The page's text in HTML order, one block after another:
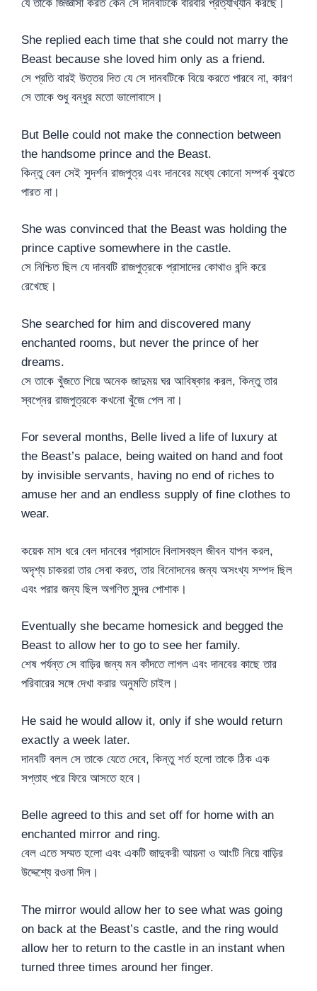
যে তাকে জিজ্ঞাসা করত কেন সে দানবটিকে বারবার প্রত্যাখ্যান করছে।
She replied each time that she could not marry the
Beast because she loved him only as a friend.
সে প্রতি বারই উত্তর দিত যে সে দানবটিকে বিয়ে করতে পারবে না, কারণ
সে তাকে শুধু বন্ধুর মতো ভালোবাসে।
But Belle could not make the connection between
the handsome prince and the Beast.
কিন্তু বেল সেই সুদর্শন রাজপুত্র এবং দানবের মধ্যে কোনো সম্পর্ক বুঝতে
পারত না।
She was convinced that the Beast was holding the
prince captive somewhere in the castle.
সে নিশ্চিত ছিল যে দানবটি রাজপুত্রকে প্রাসাদের কোথাও বন্দি করে
রেখেছে।
She searched for him and discovered many
enchanted rooms, but never the prince of her
dreams.
সে তাকে খুঁজতে গিয়ে অনেক জাদুময় ঘর আবিষ্কার করল, কিন্তু তার
স্বপ্নের রাজপুত্রকে কখনো খুঁজে পেল না।
For several months, Belle lived a life of luxury at
the Beast’s palace, being waited on hand and foot
by invisible servants, having no end of riches to
amuse her and an endless supply of fine clothes to
wear.
কয়েক মাস ধরে বেল দানবের প্রাসাদে বিলাসবহুল জীবন যাপন করল,
অদৃশ্য চাকররা তার সেবা করত, তার বিনোদনের জন্য অসংখ্য সম্পদ ছিল
এবং পরার জন্য ছিল অগণিত সুন্দর পোশাক।
Eventually she became homesick and begged the
Beast to allow her to go to see her family.
শেষ পর্যন্ত সে বাড়ির জন্য মন কাঁদতে লাগল এবং দানবের কাছে তার
পরিবারের সঙ্গে দেখা করার অনুমতি চাইল।
He said he would allow it, only if she would return
exactly a week later.
দানবটি বলল সে তাকে যেতে দেবে, কিন্তু শর্ত হলো তাকে ঠিক এক
সপ্তাহ পরে ফিরে আসতে হবে।
Belle agreed to this and set off for home with an
enchanted mirror and ring.
বেল এতে সম্মত হলো এবং একটি জাদুকরী আয়না ও আংটি নিয়ে বাড়ির
উদ্দেশ্যে রওনা দিল।
The mirror would allow her to see what was going
on back at the Beast’s castle, and the ring would
allow her to return to the castle in an instant when
turned three times around her finger.